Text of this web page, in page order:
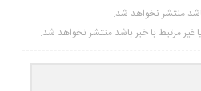
منتشر نخواهد شد.
غیر مرتبط با خبر باشد منتشر نخواهد شد.